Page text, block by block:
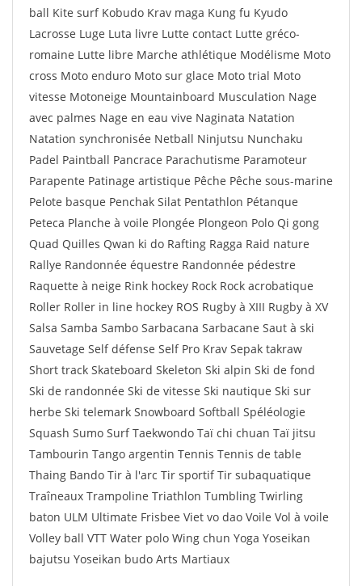
ball Kite surf Kobudo Krav maga Kung fu Kyudo
Lacrosse Luge Luta livre Lutte contact Lutte gréco-
romaine Lutte libre Marche athlétique Modélisme Moto
cross Moto enduro Moto sur glace Moto trial Moto
vitesse Motoneige Mountainboard Musculation Nage
avec palmes Nage en eau vive Naginata Natation
Natation synchronisée Netball Ninjutsu Nunchaku
Padel Paintball Pancrace Parachutisme Paramoteur
Parapente Patinage artistique Pêche Pêche sous-marine
Pelote basque Penchak Silat Pentathlon Pétanque
Peteca Planche à voile Plongée Plongeon Polo Qi gong
Quad Quilles Qwan ki do Rafting Ragga Raid nature
Rallye Randonnée équestre Randonnée pédestre
Raquette à neige Rink hockey Rock Rock acrobatique
Roller Roller in line hockey ROS Rugby à XIII Rugby à XV
Salsa Samba Sambo Sarbacana Sarbacane Saut à ski
Sauvetage Self défense Self Pro Krav Sepak takraw
Short track Skateboard Skeleton Ski alpin Ski de fond
Ski de randonnée Ski de vitesse Ski nautique Ski sur
herbe Ski telemark Snowboard Softball Spéléologie
Squash Sumo Surf Taekwondo Taï chi chuan Taï jitsu
Tambourin Tango argentin Tennis Tennis de table
Thaing Bando Tir à l'arc Tir sportif Tir subaquatique
Traîneaux Trampoline Triathlon Tumbling Twirling
baton ULM Ultimate Frisbee Viet vo dao Voile Vol à voile
Volley ball VTT Water polo Wing chun Yoga Yoseikan
bajutsu Yoseikan budo Arts Martiaux